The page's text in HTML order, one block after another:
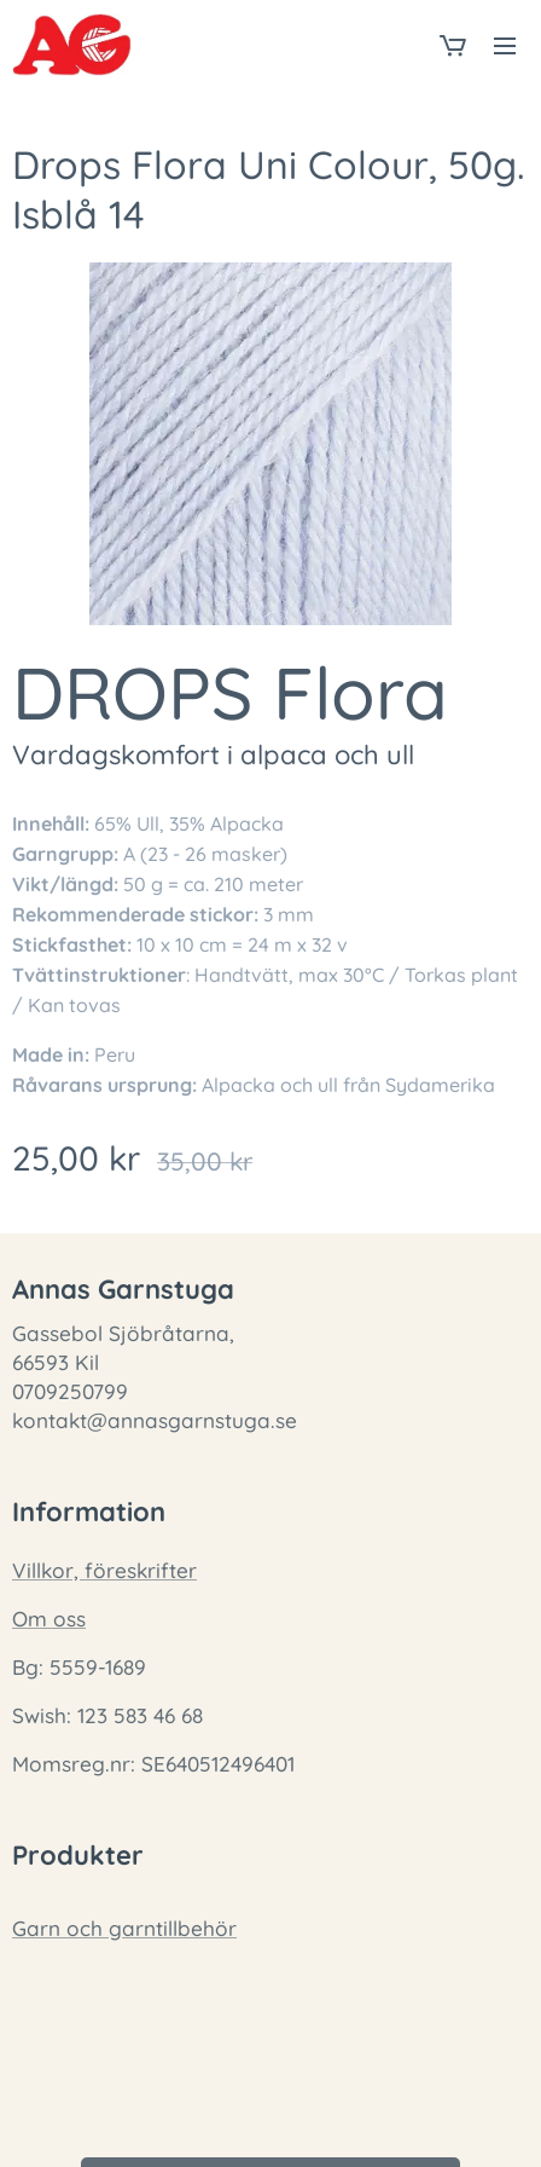
Drops Flora Uni Colour, 50g.
Isblå 14
DROPS Flora
Vardagskomfort i alpaca och ull
Innehåll: 65% Ull, 35% Alpacka
Garngrupp: A (23 - 26 masker)
Vikt/längd: 50 g = ca. 210 meter
Rekommenderade stickor: 3 mm
Stickfasthet: 10 x 10 cm = 24 m x 32 v
Tvättinstruktioner: Handtvätt, max 30°C / Torkas plant
/ Kan tovas
Made in: Peru
Råvarans ursprung: Alpacka och ull från Sydamerika
25,00 kr 35,00kr
Annas Garnstuga
Gassebol Sjöbråtarna,
66593 Kil
0709250799
kontakt@annasgarnstuga.se
Information
Villkor, föreskrifter
Om oss
Bg: 5559-1689
Swish: 123 583 46 68
Momsreg.nr: SE640512496401
Produkter
Garn och garntillbehör